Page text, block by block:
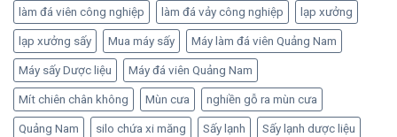
làm đá viên công nghiệp làm đá vảy công nghiệp lạp xưởng
lạp xưởng sấy Mua máy sấy Máy làm đá viên Quảng Nam
Máy sấy Dược liệu Máy đá viên Quảng Nam
Mít chiên chân không Mùn cưa nghiền gỗ ra mùn cưa
Quảng Nam silo chứa xi măng Sấy lạnh Sấy lạnh dược liệu